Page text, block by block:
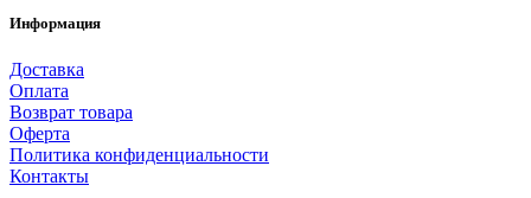
Информация
Доставка
Оплата
Возврат товара
Оферта
Политика конфиденциальности
Контакты